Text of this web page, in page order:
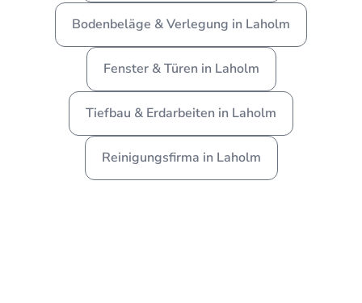
Bodenbeläge & Verlegung in Laholm
Fenster & Türen in Laholm
Tiefbau & Erdarbeiten in Laholm
Reinigungsfirma in Laholm